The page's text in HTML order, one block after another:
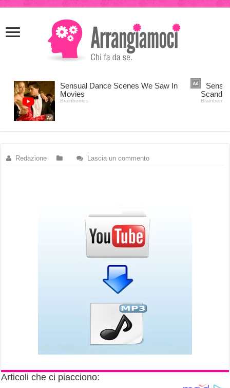
giriş
kingroyal
Redazione Lascia un commento
Articoli che ci piacciono: